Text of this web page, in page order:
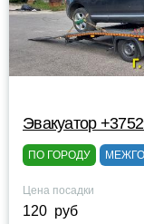
Эвакуатор
ПО ГОРОДУ
Цена посадки
120 руб